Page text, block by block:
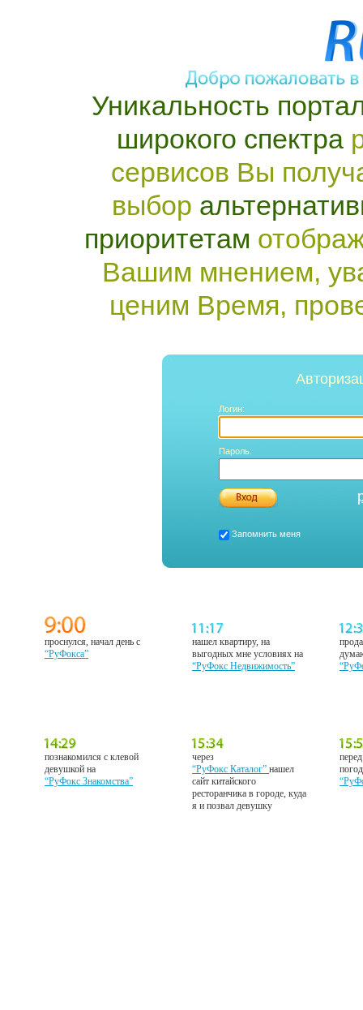
Уникальность
широкого спектра
сервисов Вы
выбор
приоритетам
Вашим мнением,
ценим Время,
Логин:
Пароль:
Запомнить меня
проснулся, начал день с
“РуФокса”
нашел квартиру, на
выгодных мне условиях на
“РуФокс Недвижимость”
познакомился с клевой
девушкой на
“РуФокс Знакомства”
через
“РуФокс Каталог”нашел
сайт китайского
ресторанчика в городе, куда
я и позвал девушку